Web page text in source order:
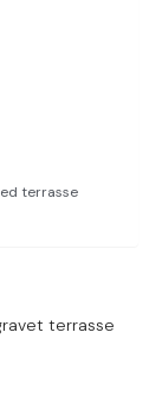
terrasse
terrasse